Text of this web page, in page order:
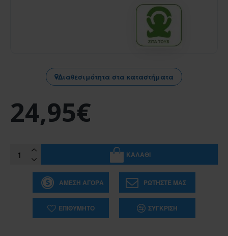
Διαθεσιμότητα στα καταστήματα
24,95€
ΚΑΛΆΘΙ
ΆΜΕΣΗ ΑΓΟΡΆ ΡΩΤΉΣΤΕ ΜΑΣ
ΕΠΙΘΥΜΗΤΌ ΣΎΓΚΡΙΣΗ